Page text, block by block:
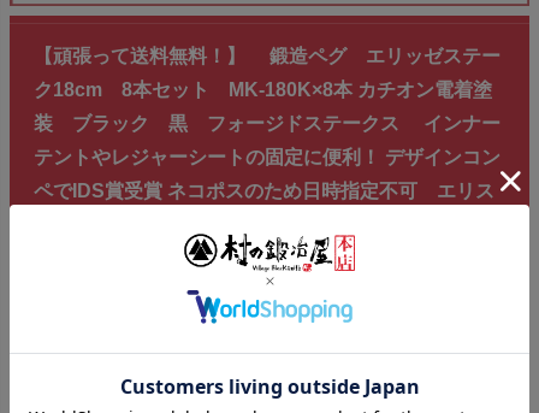
【頑張って送料無料！】 鍛造ペグ エリッゼステー
ク18cm 8本セット MK-180K×8本 カチオン電着塗
装 ブラック 黒 フォージドステークス インナー
テントやレジャーシートの固定に便利！ デザインコン
ペでIDS賞受賞 ネコポスのため日時指定不可 エリス
ペグ・ペグハンマー等 商品一覧はこちら